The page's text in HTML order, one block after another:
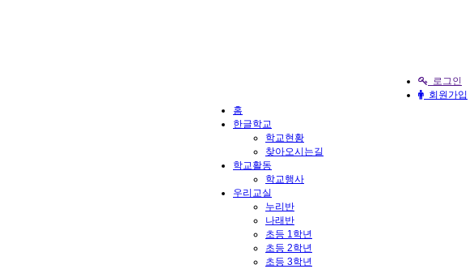
로그인
회원가입
홈
한글학교
학교현황
찾아오시는길
학교활동
학교행사
우리교실
누리반
나래반
초등 1학년
초등 2학년
초등 3학년